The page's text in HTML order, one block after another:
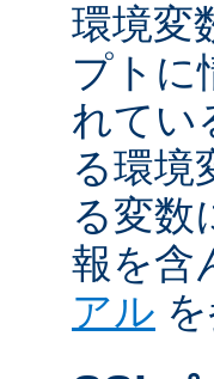
環境変
プトに
れてい
る環境
る変数
報を含
アル